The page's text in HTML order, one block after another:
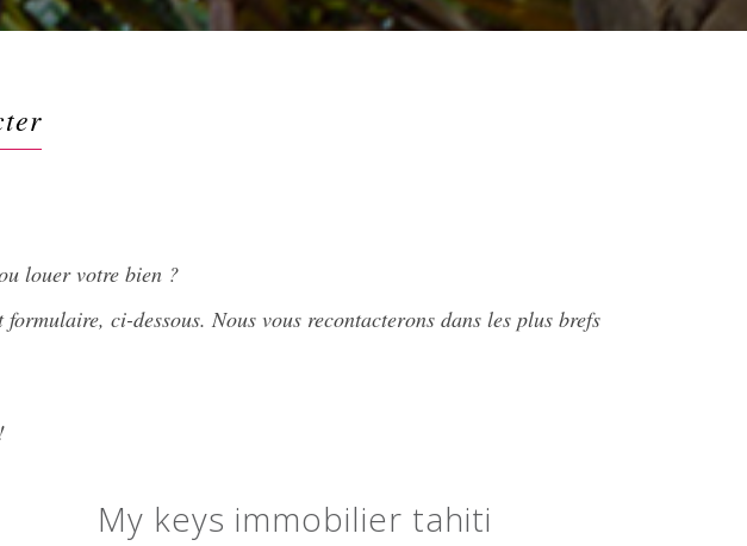
louer votre bien ?
ci-dessous. Nous vous recontacterons dans les plus brefs
my keys immobilier tahiti